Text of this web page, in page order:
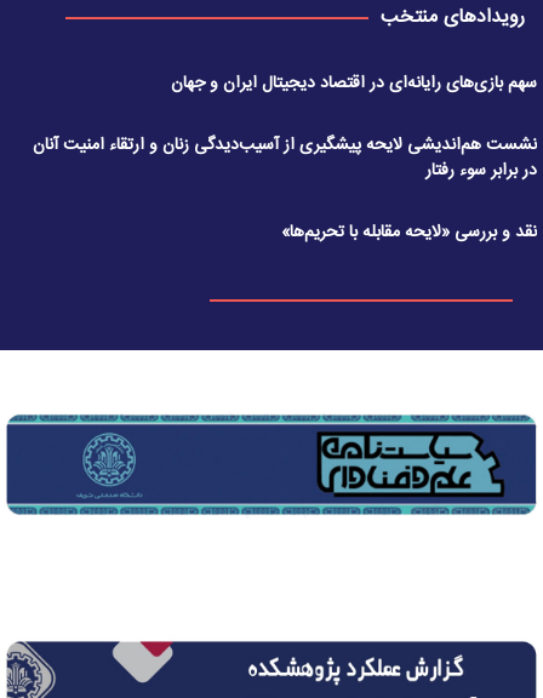
رویدادهای منتخب
سهم بازی‌های رایانه‌ای در اقتصاد دیجیتال ایران و جهان
نشست هم‌اندیشی لایحه پیشگیری از آسیب‌دیدگی زنان و ارتقاء امنیت آنان
در برابر سوء رفتار
نقد و بررسی «لایحه مقابله با تحریم‌ها»